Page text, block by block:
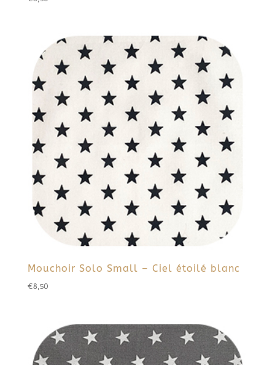
Mouchoir Solo Small – Ciel étoilé blanc
€8,50